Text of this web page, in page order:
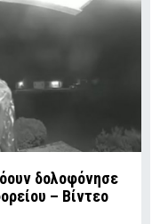
δολοφόνησε
– Βίντεο